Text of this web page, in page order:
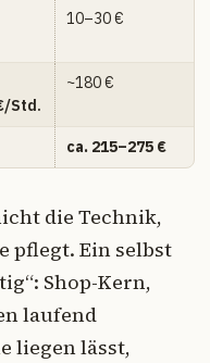
10–30 €
Std.
~180 €
ca. 215–275 €
die Technik,
pflegt. Ein selbst
Shop-Kern,
laufend
liegen lässt,